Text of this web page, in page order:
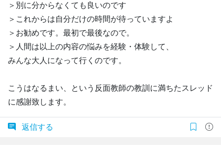
＞別に分からなくても良いのです
＞これからは自分だけの時間が待っていますよ
＞お勧めです。最初で最後なので。
＞人間は以上の内容の悩みを経験・体験して、
みんな大人になって行くのです。
こうはなるまい、という反面教師の教訓に満ちたスレッド
に感謝致します。
返信する